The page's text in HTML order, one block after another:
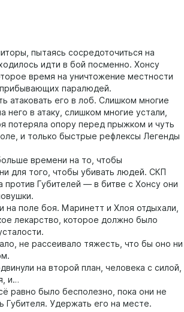
пытаясь сосредоточиться на
идти в бой посменно. Хонсу
время на уничтожение местности
прибывающих паралюдей.
его в лоб. Слишком многие
него в атаку, слишком многие устали,
потеряла опору перед прыжком и чуть
и только быстрые рефлексы Легенды
времени на то, чтобы
для того, чтобы убивать людей. СКП
против Губителей — в битве с Хонсу они
поле боя. Маринетт и Хлоя отдыхали,
лекарство, которое должно было
не рассеивало тяжесть, что бы оно ни
на второй план, человека с силой,
и…
равно было бесполезно, пока они не
Губителя. Удержать его на месте.